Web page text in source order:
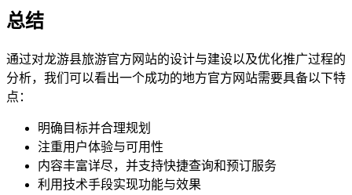
总结
通过对龙游县旅游官方网站的设计与建设以及优化推广过程的
分析，我们可以看出一个成功的地方官方网站需要具备以下特
点：
明确目标并合理规划
注重用户体验与可用性
内容丰富详尽，并支持快捷查询和预订服务
利用技术手段实现功能与效果